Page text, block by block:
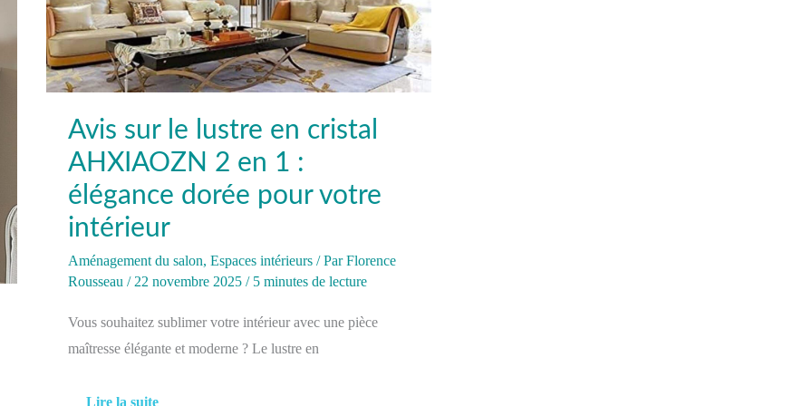
Avis sur le lustre en cristal
AHXIAOZN 2 en 1 :
élégance dorée pour votre
intérieur
Aménagement du salon, Espaces intérieurs / ParFlorence
Rousseau / 22 novembre 2025 / 5 minutes de lecture
Vous souhaitez sublimer votre intérieur avec une pièce
maîtresse élégante et moderne ? Le lustre en
votre
intérieur
Lire la suite